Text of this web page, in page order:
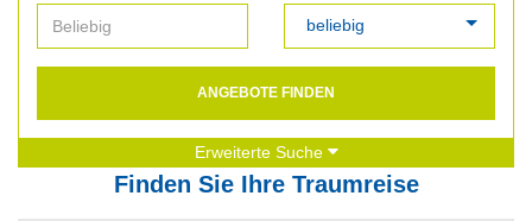
ANGEBOTE FINDEN
Erweiterte Suche
Finden Sie Ihre Traumreise